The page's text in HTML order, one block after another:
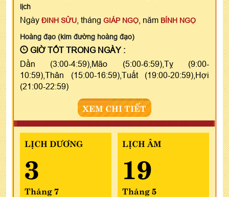
lịch
Ngày ĐINH SỬU , tháng GIÁP NGỌ , năm BÍNH NGỌ
Hoàng đạo (kim đường hoàng đạo)
GIỜ TỐT TRONG NGÀY :
Dần (3:00-4:59),Mão (5:00-6:59),Tỵ (9:00-
10:59),Thân (15:00-16:59),Tuất (19:00-20:59),Hợi
(21:00-22:59)
XEM CHI TIẾT
LỊCH DƯƠNG
3
Tháng 7
LỊCH ÂM
19
Tháng 5